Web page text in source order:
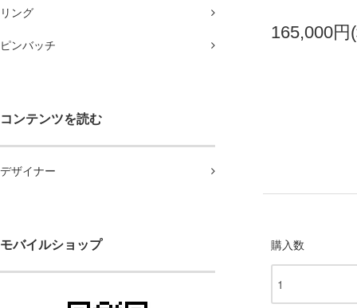
リング
ピンバッチ
コンテンツを読む
デザイナー
モバイルショップ
165,000円
購入数